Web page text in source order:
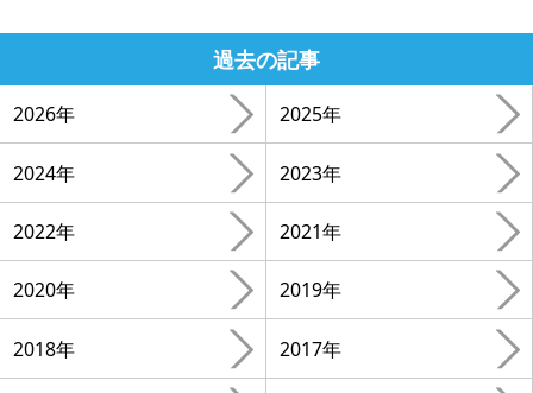
過去の記事
2026年 2025年
2024年 2023年
2022年 2021年
2020年 2019年
2018年 2017年